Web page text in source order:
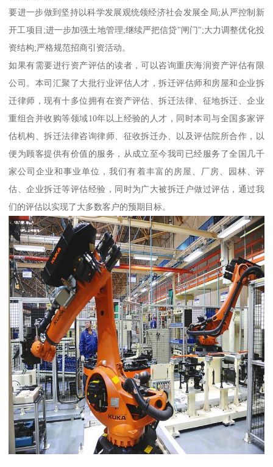
要进一步做到坚持以科学发展观统领经济社会发展全局;从严控制新
开工项目;进一步加强土地管理;继续严把信贷"闸门";大力调整优化投
资结构;严格规范招商引资活动。
如果有需要进行资产评估的读者，可以咨询重庆海润资产评估有限
公司。本司汇聚了大批行业评估人才，拆迁评估师和房屋和企业拆
迁律师，现有十多位拥有在资产评估、拆迁法律、征地拆迁、企业
重组合并收购等领域10年以上经验的人才，同时本司与全国多家评
估机构、拆迁法律咨询律师、征收拆迁办、以及评估院所合作，以
便为顾客提供有价值的服务，从成立至今我司已经服务了全国几千
家公司企业和事业单位，我们有着丰富的房屋、厂房、园林、评
估、企业拆迁等评估经验，同时为广大被拆迁户做过评估，通过我
们的评估以实现了大多数客户的预期目标。